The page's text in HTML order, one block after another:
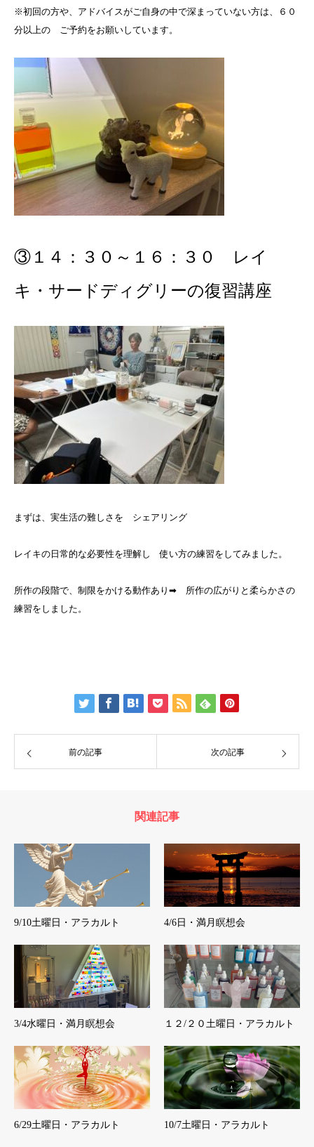
※初回の方や、アドバイスがご自身の中で深まっていない方は、６０
分以上の ご予約をお願いしています。
③１４：３０～１６：３０ レイ
キ・サードディグリーの復習講座
まずは、実生活の難しさを シェアリング
レイキの日常的な必要性を理解し 使い方の練習をしてみました。
所作の段階で、制限をかける動作あり➡ 所作の広がりと柔らかさの
練習をしました。
前の記事 次の記事
関連記事
9/10土曜日・アラカルト 4/6日・満月瞑想会
3/4水曜日・満月瞑想会 １２/２０土曜日・アラカルト
6/29土曜日・アラカルト 10/7土曜日・アラカルト